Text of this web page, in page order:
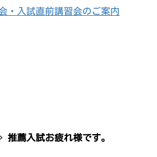
・入試直前講習会のご案内
推薦入試お疲れ様です。